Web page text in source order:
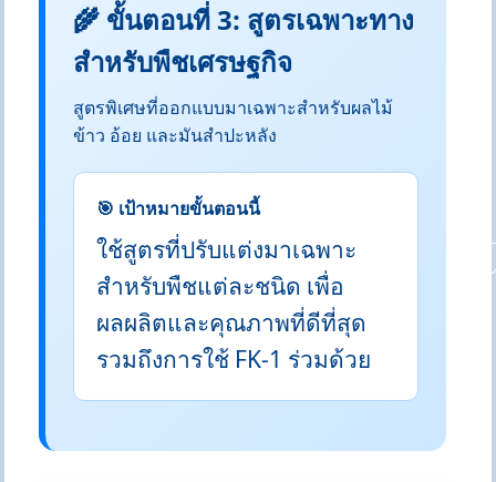
🌾 ขั้นตอนที่ 3: สูตรเฉพาะทาง
สำหรับพืชเศรษฐกิจ
สูตรพิเศษที่ออกแบบมาเฉพาะสำหรับผลไม้
ข้าว อ้อย และมันสำปะหลัง
🎯 เป้าหมายขั้นตอนนี้
ใช้สูตรที่ปรับแต่งมาเฉพาะ
สำหรับพืชแต่ละชนิด เพื่อ
ผลผลิตและคุณภาพที่ดีที่สุด
รวมถึงการใช้ FK-1 ร่วมด้วย